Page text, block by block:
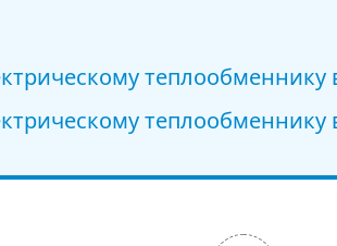
теплообменнику
теплообменнику